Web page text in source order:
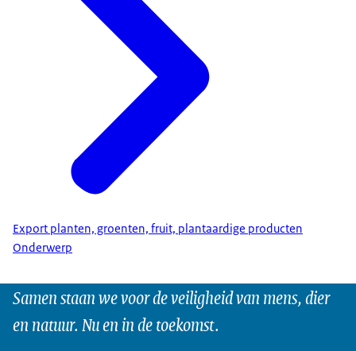
Export planten, groenten, fruit, plantaardige producten
Onderwerp
Samen staan we voor de veiligheid van mens, dier
en natuur. Nu en in de toekomst.